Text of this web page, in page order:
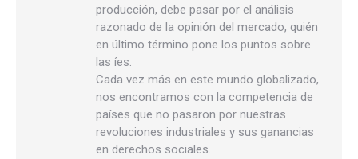
producción, debe pasar por el análisis
razonado de la opinión del mercado, quién
en último término pone los puntos sobre
las íes.
Cada vez más en este mundo globalizado,
nos encontramos con la competencia de
países que no pasaron por nuestras
revoluciones industriales y sus ganancias
en derechos sociales.